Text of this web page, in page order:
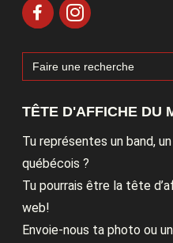
Search
for:
TÊTE D'AFFICHE DU
Tu représentes un band,
québécois ?
Tu pourrais être la tête
web!
Envoie-nous ta photo ou